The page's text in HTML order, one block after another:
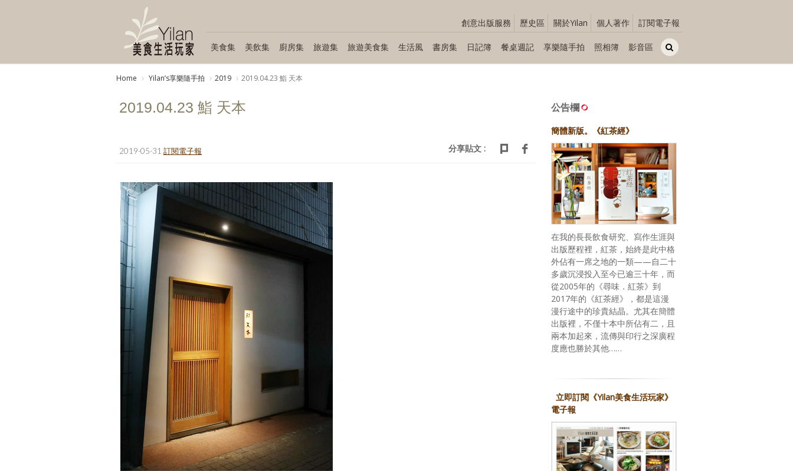
創意出版服務 歷史區 關於Yilan 個人著作 訂閱電子報
美食集 美飲集 廚房集 旅遊集 旅遊美食集 生活風 書房集 日記簿 餐桌週記 享樂隨手拍 照相簿 影音區
Home Yilanʼs享樂隨手拍 2019 2019.04.23 鮨 天本
2019.04.23 鮨 天本
2019-05-31 訂閱電子報 分享貼文 :
公告欄
簡體新版。《紅茶經》
在我的長長飲食研究、寫作生涯與
出版歷程裡，紅茶，始終是此中格
外佔有一席之地的一類——自二十
多歲沉浸投入至今已逾三十年，而
從2005年的《尋味．紅茶》到
2017年的《紅茶經》，都是這漫
漫行途中的珍貴結晶。尤其在簡體
出版裡，不僅十本中所佔有二，且
兩本加起來，流傳與印行之深廣程
度應也勝於其他……
立即訂閱《Yilan美食生活玩家》
電子報